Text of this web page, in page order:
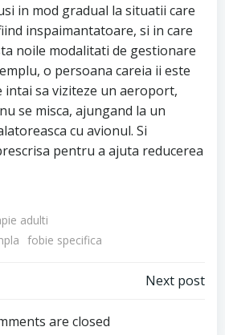
in mod gradual la situatii care
inspaimantatoare, si in care
noile modalitati de gestionare
o persoana careia ii este
intai sa viziteze un aeroport,
se misca, ajungand la un
cu avionul. Si
pentru a ajuta reducerea
adulti
fobie specifica
Next post
are closed